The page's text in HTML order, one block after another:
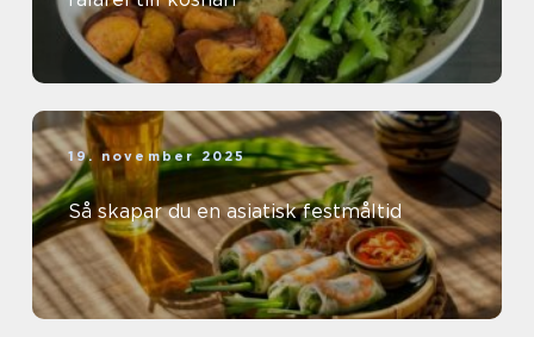
19. november 2025
Så skapar du en asiatisk festmåltid